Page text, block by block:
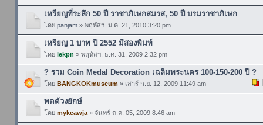
เหรียญที่ระลึก 50 ปี ราชาภิเษกสมรส, 50 ปี บรมราชาภิเษก
โดย panjam» พฤหัสฯ. ม.ค. 21, 2010 3:20 pm
เหรียญ 1 บาท ปี 2552 มีสองพิมพ์
โดย lekpn » พฤหัสฯ. ธ.ค. 31, 2009 2:32 pm
? รวม Coin Medal Decoration เฉลิมพระนคร 100-150-200 ปี ?
โดย BANGKOKmuseum » เสาร์ ก.ย. 12, 2009 11:49 am
พดด้วงยักษ์
โดย mykeawja» จันทร์ ต.ค. 05, 2009 8:46 am